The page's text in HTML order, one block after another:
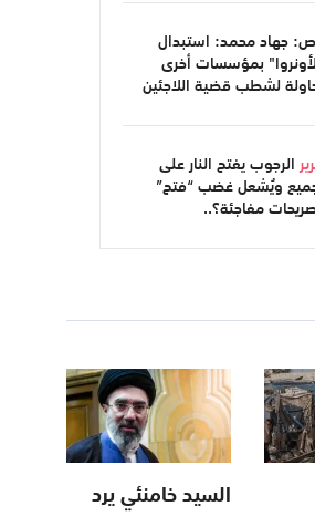
جهاد محمد: استبدال
بمؤسسات أخرى
لشطب قضية اللاجئين
الرجوب يفتح النار على
ويُشعل غضب “فتح”
مفاجئة؟..
السيد خامنئي يرد